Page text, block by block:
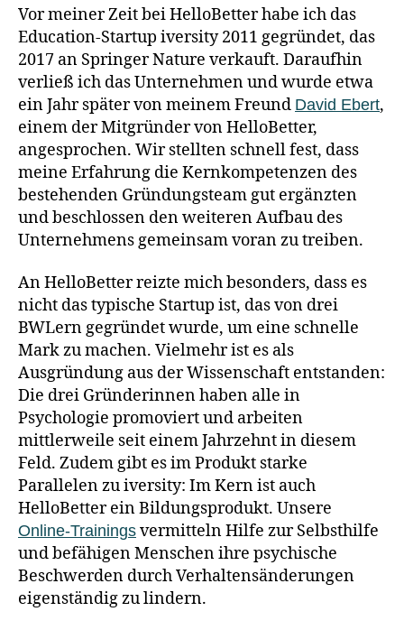
Vor meiner Zeit bei HelloBetter habe ich das
Education-Startup iversity 2011 gegründet, das
2017 an Springer Nature verkauft. Daraufhin
verließ ich das Unternehmen und wurde etwa
ein Jahr später von meinem Freund David Ebert,
einem der Mitgründer von HelloBetter,
angesprochen. Wir stellten schnell fest, dass
meine Erfahrung die Kernkompetenzen des
bestehenden Gründungsteam gut ergänzten
und beschlossen den weiteren Aufbau des
Unternehmens gemeinsam voran zu treiben.
An HelloBetter reizte mich besonders, dass es
nicht das typische Startup ist, das von drei
BWLern gegründet wurde, um eine schnelle
Mark zu machen. Vielmehr ist es als
Ausgründung aus der Wissenschaft entstanden:
Die drei Gründerinnen haben alle in
Psychologie promoviert und arbeiten
mittlerweile seit einem Jahrzehnt in diesem
Feld. Zudem gibt es im Produkt starke
Parallelen zu iversity: Im Kern ist auch
HelloBetter ein Bildungsprodukt. Unsere
Online-Trainings vermitteln Hilfe zur Selbsthilfe
und befähigen Menschen ihre psychische
Beschwerden durch Verhaltensänderungen
eigenständig zu lindern.